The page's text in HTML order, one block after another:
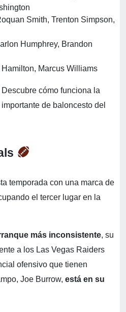
Smith, Trenton Simpson,
Humphrey, Brandon
Hamilton, Marcus Williams
cómo funciona la
de baloncesto del
temporada con una marca de
el tercer lugar en la
más inconsistente, su
a los Las Vegas Raiders
ofensivo que tienen
Joe Burrow, está en su